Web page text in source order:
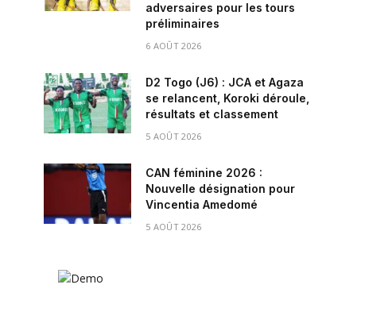
adversaires pour les tours
préliminaires
6 AOÛT 2026
D2 Togo (J6) : JCA et Agaza
se relancent, Koroki déroule,
résultats et classement
5 AOÛT 2026
CAN féminine 2026 :
Nouvelle désignation pour
Vincentia Amedomé
5 AOÛT 2026